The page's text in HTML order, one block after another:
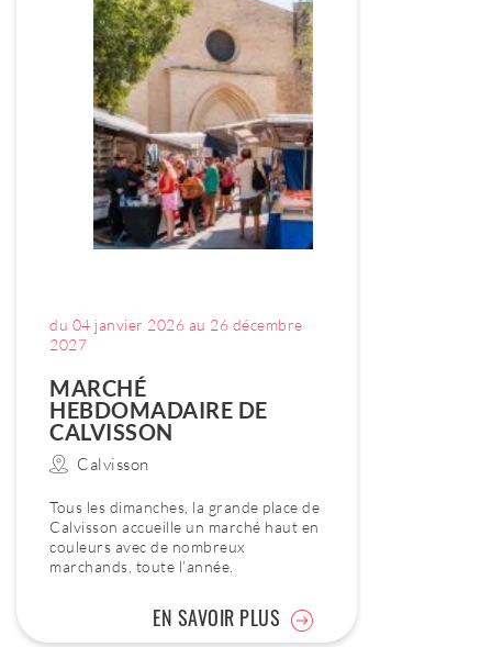
du 04 janvier 2026 au 26 décembre
2027
MARCHÉ
HEBDOMADAIRE DE
CALVISSON
Calvisson
Tous les dimanches, la grande place de
Calvisson accueille un marché haut en
couleurs avec de nombreux
marchands, toute l’année.
EN SAVOIR PLUS